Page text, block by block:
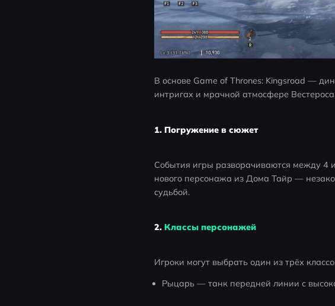
В основе Game of Thrones: Kingsroad —
интригах и мрачной атмосфере
1. Погружение в сюжет
События игры разворачиваются между 4
нового персонажа из Дома Тайр —
судьбой.
2. Классы персонажей
Игроки могут выбрать один из трёх
Рыцарь — танк передней линии с